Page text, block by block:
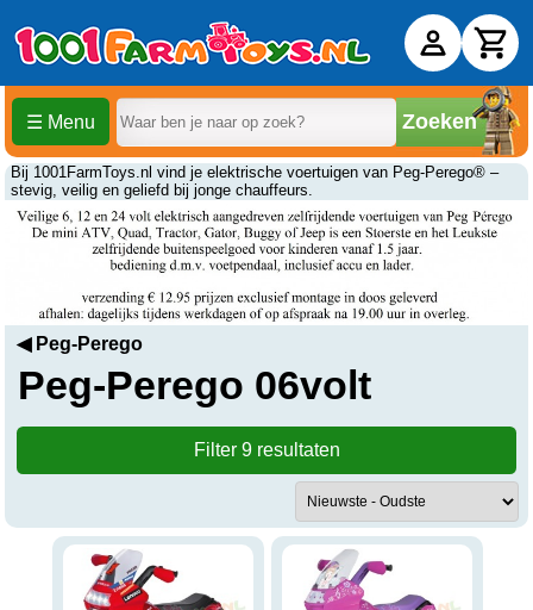
☰ Menu Zoeken
Peg-Perego 06volt kopen
Bij 1001FarmToys.nl vind je elektrische voertuigen van Peg-Perego® –
stevig, veilig en geliefd bij jonge chauffeurs.
◀ Peg-Perego
Peg-Perego 06volt
Filter 9 resultaten